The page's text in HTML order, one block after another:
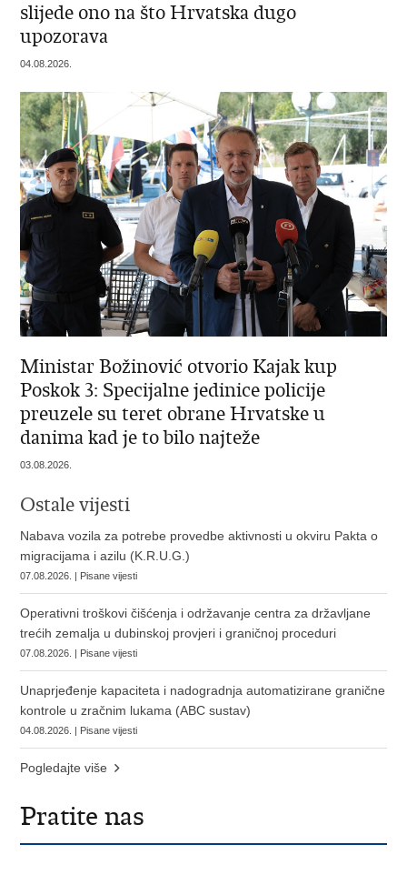
slijede ono na što Hrvatska dugo
upozorava
04.08.2026.
Ministar Božinović otvorio Kajak kup
Poskok 3: Specijalne jedinice policije
preuzele su teret obrane Hrvatske u
danima kad je to bilo najteže
03.08.2026.
Ostale vijesti
Nabava vozila za potrebe provedbe aktivnosti u okviru Pakta o
migracijama i azilu (K.R.U.G.)
07.08.2026. | Pisane vijesti
Operativni troškovi čišćenja i održavanje centra za državljane
trećih zemalja u dubinskoj provjeri i graničnoj proceduri
07.08.2026. | Pisane vijesti
Unaprjeđenje kapaciteta i nadogradnja automatizirane granične
kontrole u zračnim lukama (ABC sustav)
04.08.2026. | Pisane vijesti
Pogledajte više
Pratite nas